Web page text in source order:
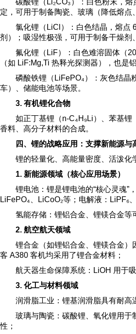
定，可用于制备陶瓷、玻璃（降低熔
氯化锂（LiCl）：白色结晶，熔点
剂）；吸湿性极强，可用于制备干燥剂
氟化锂（LiF）：白色难溶固体（
（如 LiF:Mg,Ti 热释光探测器），也是
磷酸铁锂（LiFePO₄）：灰色结晶
车）、储能电池等场景。
3. 有机锂化合物
如正丁基锂（n-C₄H₉Li）、苯基
香料、高分子材料的合成。
四、锂的战略应用：支撑新能源与
锂的轻量化、高能量密度、活泼化
1. 新能源领域（核心应用场景）
锂电池：锂是锂电池的“核心灵魂”
LiFePO₄、LiCoO₂等；电解液：LiPF₆
氢能存储：锂铝合金、锂镁合金等
2. 航空航天领域
锂合金（如锂铝合金、锂镁合金
客 A380 客机均采用了锂合金材料；
航天器生命保障系统：LiOH 用于
3. 化工与材料领域
润滑脂工业：锂基润滑脂具有耐
玻璃与陶瓷：碳酸锂、氧化锂用
性；